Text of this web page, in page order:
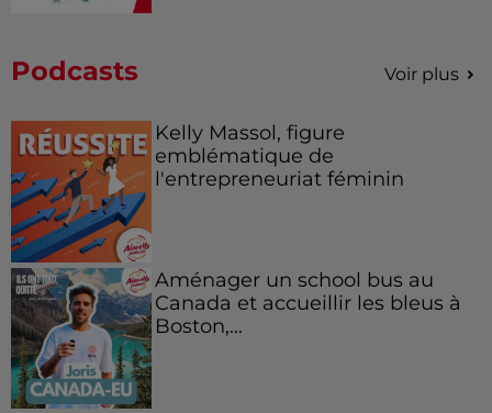
Podcasts Voir plus
Kelly Massol, figure
emblématique de
l'entrepreneuriat féminin
Aménager un school bus au
Canada et accueillir les bleus à
Boston,...